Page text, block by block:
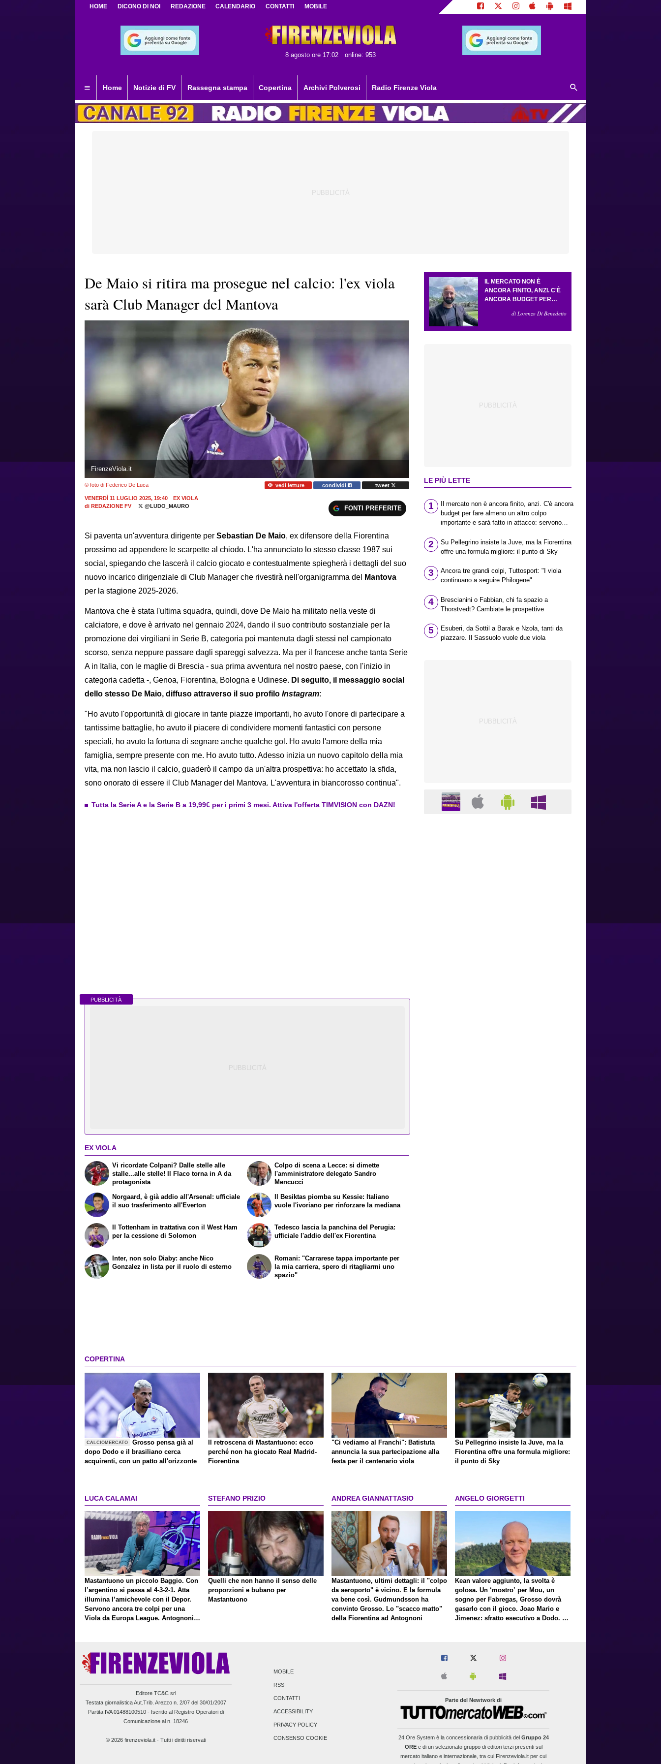
HOME DICONO DI NOI REDAZIONE CALENDARIO CONTATTI MOBILE
8 agosto ore 17:02 online: 953
Home Notizie di FV Rassegna stampa Copertina Archivi Polverosi Radio Firenze Viola
De Maio si ritira ma prosegue nel calcio: l'ex viola
sarà Club Manager del Mantova
FirenzeViola.it
© foto di Federico De Luca vedi letture condividi tweet
VENERDÌ 11 LUGLIO 2025, 19:40
EX VIOLA
di REDAZIONE FV @LUDO_MAURO FONTI PREFERITE
Si paventa un'avventura dirigente per Sebastian De Maio, ex difensore della Fiorentina
prossimo ad appendere le scarpette al chiodo. L'ha annunciato lo stesso classe 1987 sui
social, spiegando che lascerà il calcio giocato e contestualmente spiegherà i dettagli del suo
nuovo incarico dirigenziale di Club Manager che rivestirà nell'organigramma del
Mantova
per la stagione 2025-2026.
Mantova che è stata l'ultima squadra, quindi, dove De Maio ha militato nella veste di
calciatore, e dove è arrivato nel gennaio 2024, dando il suo contributo sostanziale per la
promozione dei virgiliani in Serie B, categoria poi mantenuta dagli stessi nel campionato
scorso, senza neppure passare dagli spareggi salvezza. Ma per il francese anche tanta Serie
A in Italia, con le maglie di Brescia - sua prima avventura nel nostro paese, con l'inizio in
categoria cadetta -, Genoa, Fiorentina, Bologna e Udinese. Di seguito, il messaggio social
dello stesso De Maio, diffuso attraverso il suo profilo Instagram:
"Ho avuto l'opportunità di giocare in tante piazze importanti, ho avuto l'onore di partecipare a
tantissime battaglie, ho avuto il piacere di condividere momenti fantastici con persone
speciali, ho avuto la fortuna di segnare anche qualche gol. Ho avuto l'amore della mia
famiglia, sempre presente con me. Ho avuto tutto. Adesso inizia un nuovo capitolo della mia
vita, ma non lascio il calcio, guaderò il campo da un'altra prospettiva: ho accettato la sfida,
sono onorato di essere il Club Manager del Mantova. L'avventura in biancorosso continua".
Tutta la Serie A e la Serie B a 19,99€ per i primi 3 mesi. Attiva l'offerta TIMVISION con DAZN!
PUBBLICITÀ
EX VIOLA
Vi ricordate Colpani? Dalle stelle alle
stalle...alle stelle! Il Flaco torna in A da
protagonista
Norgaard, è già addio all'Arsenal: ufficiale
il suo trasferimento all'Everton
Colpo di scena a Lecce: si dimette
l'amministratore delegato Sandro
Mencucci
Il Besiktas piomba su Kessie: Italiano
vuole l'ivoriano per rinforzare la mediana
Il Tottenham in trattativa con il West Ham
per la cessione di Solomon
Inter, non solo Diaby: anche Nico
Gonzalez in lista per il ruolo di esterno
Tedesco lascia la panchina del Perugia:
ufficiale l'addio dell'ex Fiorentina
Romani: "Carrarese tappa importante per
la mia carriera, spero di ritagliarmi uno
spazio"
IL MERCATO NON È
ANCORA FINITO, ANZI. C'È
ANCORA BUDGET PER
COLPO IMPORTANTE E
di Lorenzo Di Benedetto
LE PIÙ LETTE
1
Il mercato non è ancora finito, anzi. C'è ancora
budget per fare almeno un altro colpo
importante e sarà fatto in attacco: servono
il Bologna: caccia al giusto incastro
2
Su Pellegrino insiste la Juve, ma la Fiorentina
offre una formula migliore: il punto di Sky
3
Ancora tre grandi colpi, Tuttosport: "I viola
continuano a seguire Philogene"
4
Brescianini o Fabbian, chi fa spazio a
Thorstvedt? Cambiate le prospettive
5
Esuberi, da Sottil a Barak e Nzola, tanti da
piazzare. Il Sassuolo vuole due viola
COPERTINA
CALCIOMERCATO
Grosso pensa già al
dopo Dodo e il brasiliano cerca
acquirenti, con un patto all'orizzonte
Il retroscena di Mastantuono: ecco
perché non ha giocato Real Madrid-
Fiorentina
"Ci vediamo al Franchi": Batistuta
annuncia la sua partecipazione alla
festa per il centenario viola
Su Pellegrino insiste la Juve, ma la
Fiorentina offre una formula migliore:
il punto di Sky
LUCA CALAMAI
Mastantuono un piccolo Baggio. Con
l’argentino si passa al 4-3-2-1. Atta
illumina l’amichevole con il Depor.
Servono ancora tre colpi per una
Viola da Europa League. Antognoni,
STEFANO PRIZIO
Quelli che non hanno il senso delle
proporzioni e bubano per
Mastantuono
ANDREA GIANNATTASIO
Mastantuono, ultimi dettagli: il "colpo
da aeroporto" è vicino. E la formula
va bene così. Gudmundsson ha
convinto Grosso. Lo "scacco matto"
della Fiorentina ad Antognoni
ANGELO GIORGETTI
Kean valore aggiunto, la svolta è
golosa. Un ‘mostro’ per Mou, un
sogno per Fabregas, Grosso dovrà
gasarlo con il gioco. Joao Mario e
Jimenez: sfratto esecutivo a Dodo. E
Editore TC&C srl
Testata giornalistica Aut.Trib. Arezzo n. 2/07 del 30/01/2007
Partita IVA 01488100510 - Iscritto al Registro Operatori di
Comunicazione al n. 18246
© 2026 firenzeviola.it - Tutti i diritti riservati
MOBILE
RSS
CONTATTI
ACCESSIBILITY
PRIVACY POLICY
CONSENSO COOKIE
Parte del Newtwork di
24 Ore Systemè la concessionaria di pubblicità del Gruppo 24
OREe di un selezionato gruppo di editori terzi presenti sul
mercato italiano e internazionale, tra cui Firenzeviola.it per cui